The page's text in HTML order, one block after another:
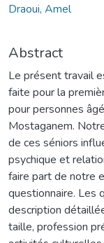
Draoui, Amel
Abstract
Le présent travail
faite pour la
pour personnes
Mostaganem.
de ces séniors
psychique et
faire part de notre
questionnaire. Les
description
taille, profession